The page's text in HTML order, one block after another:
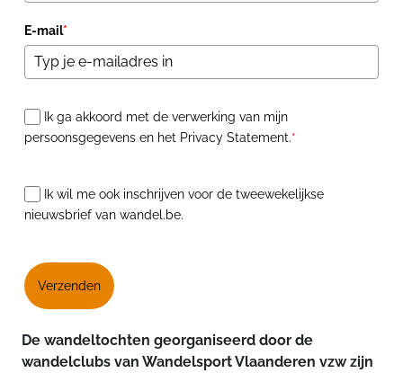
E-mail*
Ik ga akkoord met de verwerking van mijn
persoonsgegevens en het Privacy Statement.*
Ik wil me ook inschrijven voor de tweewekelijkse
nieuwsbrief van wandel.be.
Verzenden
De wandeltochten georganiseerd door de
wandelclubs van Wandelsport Vlaanderen vzw zijn